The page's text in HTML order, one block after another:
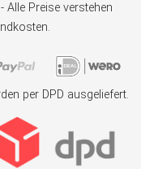
Preise verstehen
per DPD ausgeliefert.